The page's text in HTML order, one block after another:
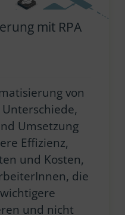
mit RPA
von
Umsetzung
Effizienz,
und Kosten,
die
und nicht